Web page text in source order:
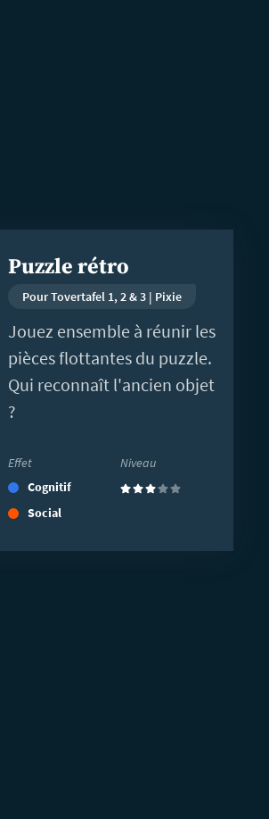
Puzzle rétro
Pour Tovertafel 1, 2 & 3 | Pixie
Jouez ensemble à réunir les
pièces flottantes du puzzle.
Qui reconnaît l'ancien objet
?
Effet
Cognitif
Social
Niveau
(3)